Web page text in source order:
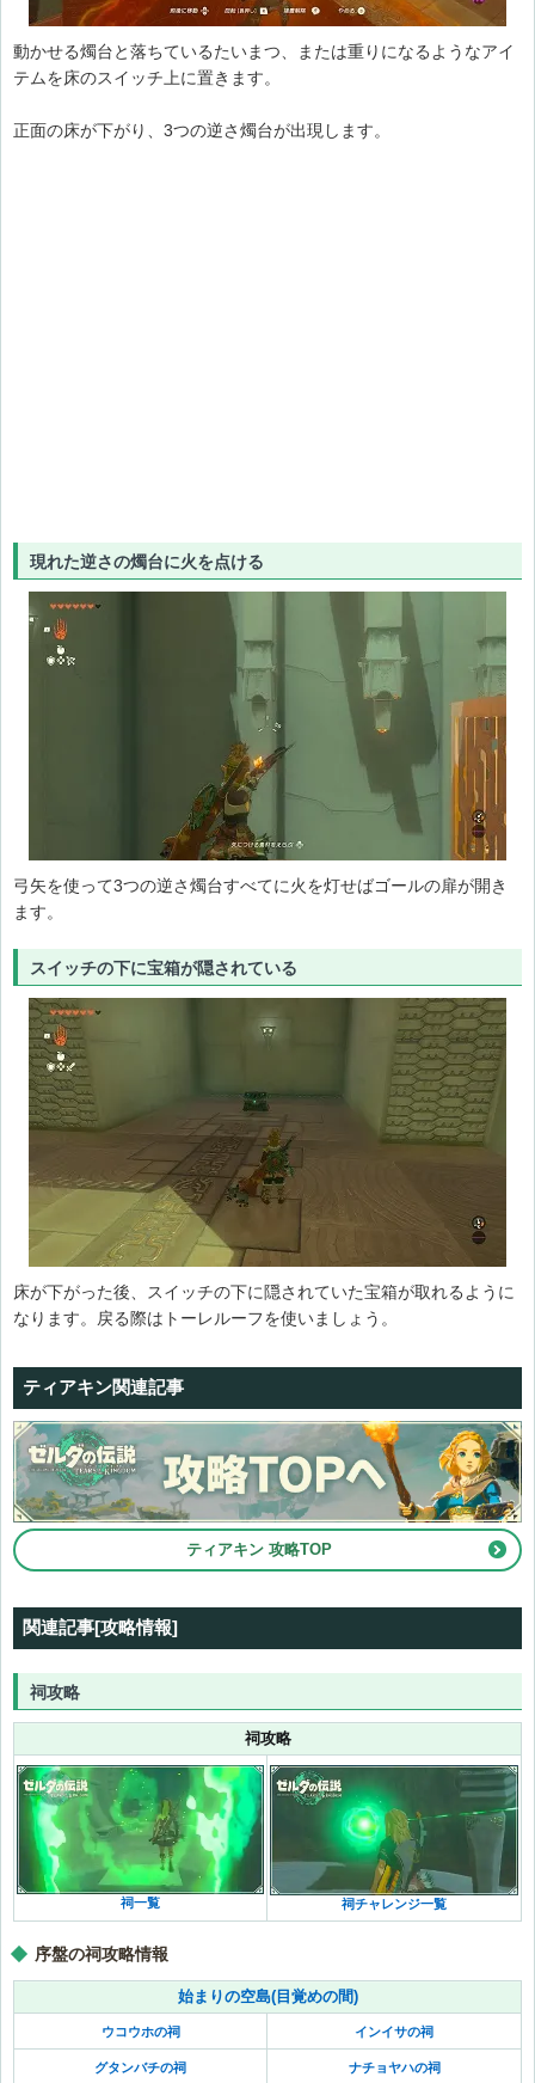
動かせる燭台と落ちているたいまつ、または重りになるようなアイ
テムを床のスイッチ上に置きます。
正面の床が下がり、3つの逆さ燭台が出現します。
現れた逆さの燭台に火を点ける
弓矢を使って3つの逆さ燭台すべてに火を灯せばゴールの扉が開き
ます。
スイッチの下に宝箱が隠されている
床が下がった後、スイッチの下に隠されていた宝箱が取れるように
なります。戻る際はトーレルーフを使いましょう。
ティアキン関連記事
ティアキン 攻略TOP
関連記事[攻略情報]
祠攻略
祠攻略
祠一覧 祠チャレンジ一覧
序盤の祠攻略情報
始まりの空島(目覚めの間)
ウコウホの祠 インイサの祠
グタンバチの祠 ナチョヤハの祠